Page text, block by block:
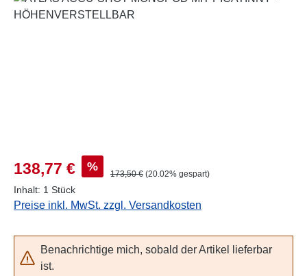
Verkaufspreis:
138,77 € % Regulärer Preis:
173,50 € (20.02% gespart)
Inhalt: 1 Stück
Preise inkl. MwSt. zzgl. Versandkosten
Benachrichtige mich, sobald der Artikel lieferbar
ist.